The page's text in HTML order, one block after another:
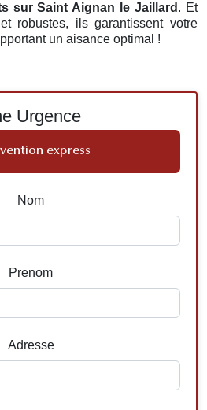
sur Saint Aignan le Jaillard . Et
robustes, ils garantissent votre
un aisance optimal !
Urgence
express
Nom
Prenom
Adresse